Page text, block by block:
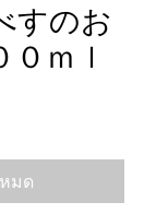
のお
ｍｌ
มด